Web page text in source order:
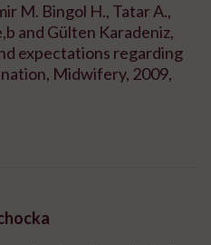
M. Bingol H., Tatar A.,
and Gülten Karadeniz,
expectations regarding
Midwifery, 2009,